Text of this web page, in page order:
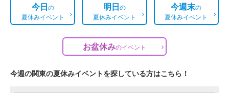
今日の
夏休みイベント
明日の
夏休みイベント
今週末の
夏休みイベント
お盆休みのイベント
今週の関東の夏休みイベントを探している方はこちら！